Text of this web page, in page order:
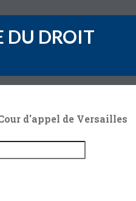
DU DROIT
d'appel de Versailles